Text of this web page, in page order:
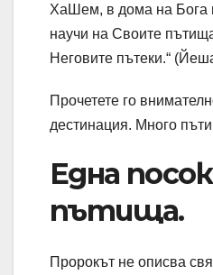
ХаШем, в дома на Бога
научи на Своите
Неговите пътеки.“
Прочетете го
дестинация. Много
Една
пътища.
Пророкът не описва